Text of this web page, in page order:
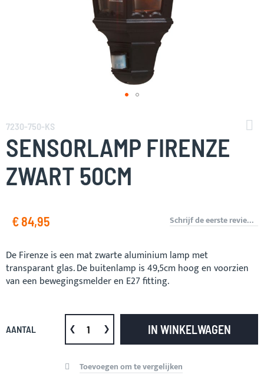
naar
het
begin
van
de
afbeeldingen-
7230-750-KS
SENSORLAMP FIRENZE
ZWART 50CM
€ 84,95 Schrijf de eerste review over dit product
De Firenze is een mat zwarte aluminium lamp met
transparant glas. De buitenlamp is 49,5cm hoog en voorzien
van een bewegingsmelder en E27 fitting.
AANTAL IN WINKELWAGEN
Toevoegen om te vergelijken